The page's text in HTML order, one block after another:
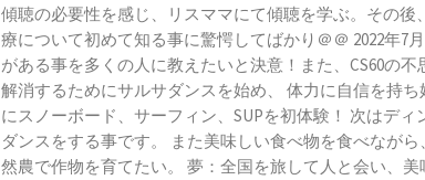
傾聴の必要性を感じ、リスママにて傾聴を学ぶ。その
療について初めて知る事に驚愕してばかり＠＠ 2022年7
がある事を多くの人に教えたいと決意！また、CS60の
解消するためにサルサダンスを始め、 体力に自信を持
にスノーボード、サーフィン、SUPを初体験！ 次はデ
ダンスをする事です。 また美味しい食べ物を食べなが
然農で作物を育てたい。 夢：全国を旅して人と会い、